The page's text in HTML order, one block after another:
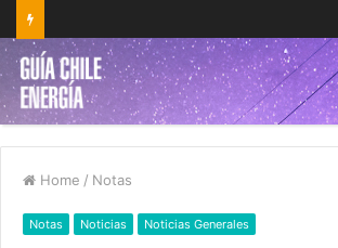
Home / Notas
Notas Noticias Noticias Generales